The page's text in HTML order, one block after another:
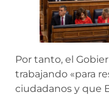
Por tanto, el
trabajando «para
ciudadanos y que